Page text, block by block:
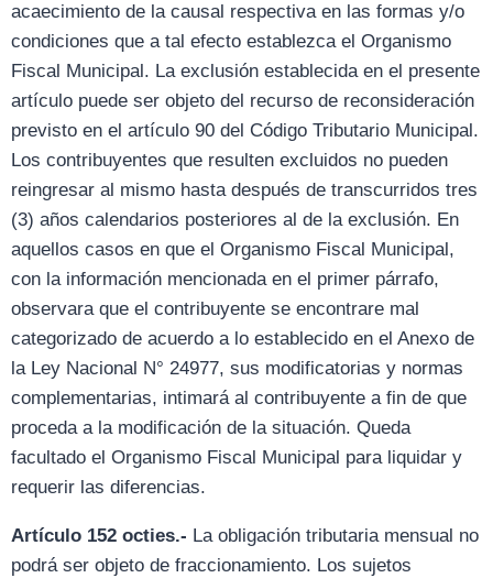
acaecimiento de la causal respectiva en las formas y/o
condiciones que a tal efecto establezca el Organismo
Fiscal Municipal. La exclusión establecida en el presente
artículo puede ser objeto del recurso de reconsideración
previsto en el artículo 90 del Código Tributario Municipal.
Los contribuyentes que resulten excluidos no pueden
reingresar al mismo hasta después de transcurridos tres
(3) años calendarios posteriores al de la exclusión. En
aquellos casos en que el Organismo Fiscal Municipal,
con la información mencionada en el primer párrafo,
observara que el contribuyente se encontrare mal
categorizado de acuerdo a lo establecido en el Anexo de
la Ley Nacional N° 24977, sus modificatorias y normas
complementarias, intimará al contribuyente a fin de que
proceda a la modificación de la situación. Queda
facultado el Organismo Fiscal Municipal para liquidar y
requerir las diferencias.
Artículo 152 octies.- La obligación tributaria mensual no
podrá ser objeto de fraccionamiento. Los sujetos